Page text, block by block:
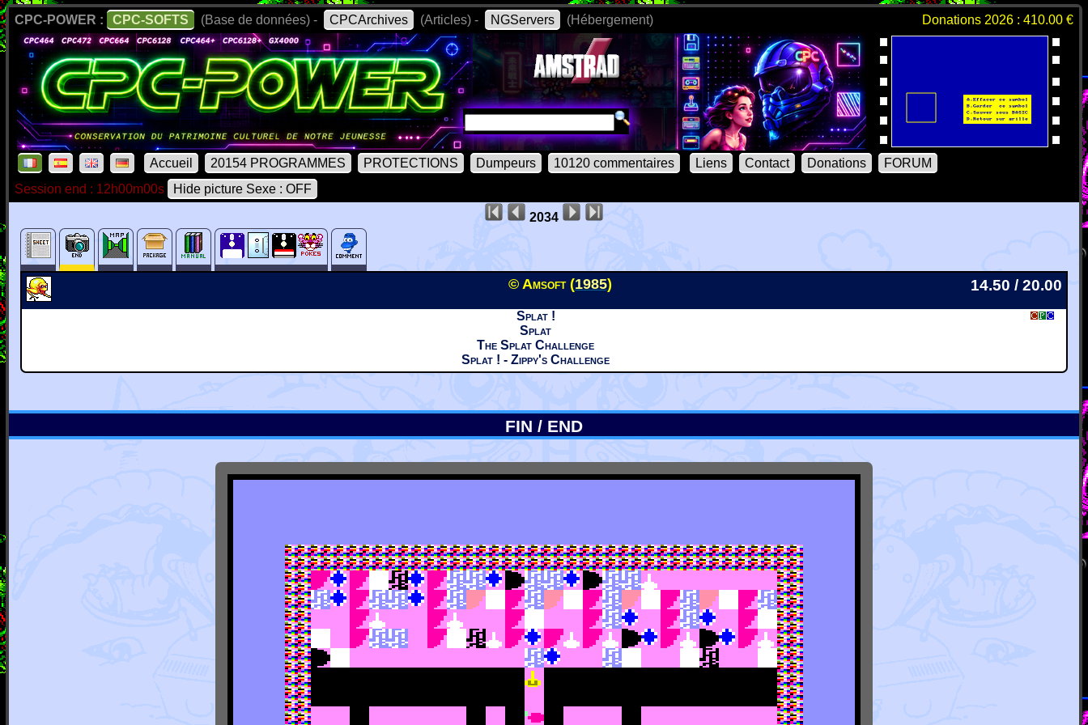
CPC-POWER : CPC-SOFTS (Base de données) - CPCArchives (Articles) - NGServers (Hébergement) Donations 2026 : 410.00 €
Accueil 20154 PROGRAMMES PROTECTIONS Dumpeurs 10120 commentaires Liens Contact Donations
FORUM
Session end : 12h00m00s
Hide picture Sexe : OFF
2034
© Amsoft (1985) 14.50 / 20.00
Splat !
Splat
The Splat Challenge
Splat ! - Zippy's Challenge
FIN / END